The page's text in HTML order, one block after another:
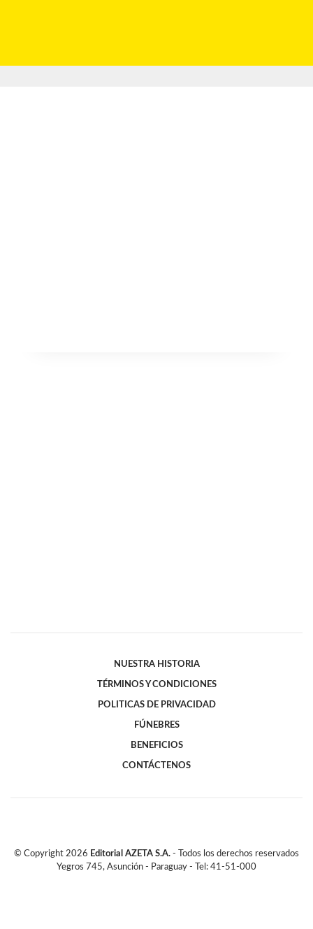
NUESTRA HISTORIA
TÉRMINOS Y CONDICIONES
POLITICAS DE PRIVACIDAD
FÚNEBRES
BENEFICIOS
CONTÁCTENOS
© Copyright 2026 Editorial AZETA S.A. - Todos los derechos reservados
Yegros 745, Asunción - Paraguay - Tel: 41-51-000